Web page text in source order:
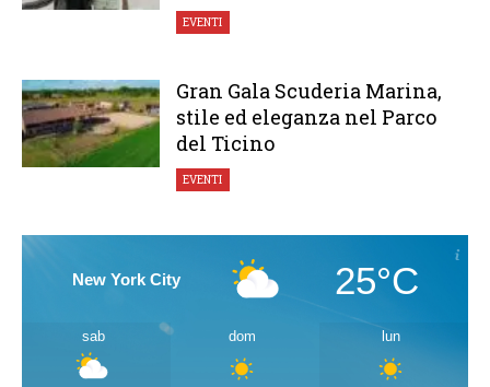
EVENTI
Gran Gala Scuderia Marina,
stile ed eleganza nel Parco
del Ticino
EVENTI
New York City 25°C
sab dom lun